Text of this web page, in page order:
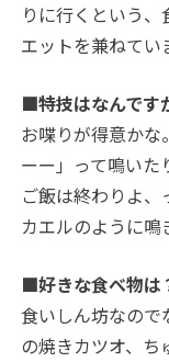
りに行くという
エットを兼ねてい
■特技はなんです
お喋りが得意かな
ーー」って鳴いた
ご飯は終わりよ
カエルのように鳴
■好きな食べ物は
食いしん坊なので
の焼きカツオ、